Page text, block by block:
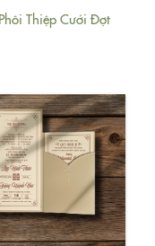
Phôi Thiệp Cưới Đợt